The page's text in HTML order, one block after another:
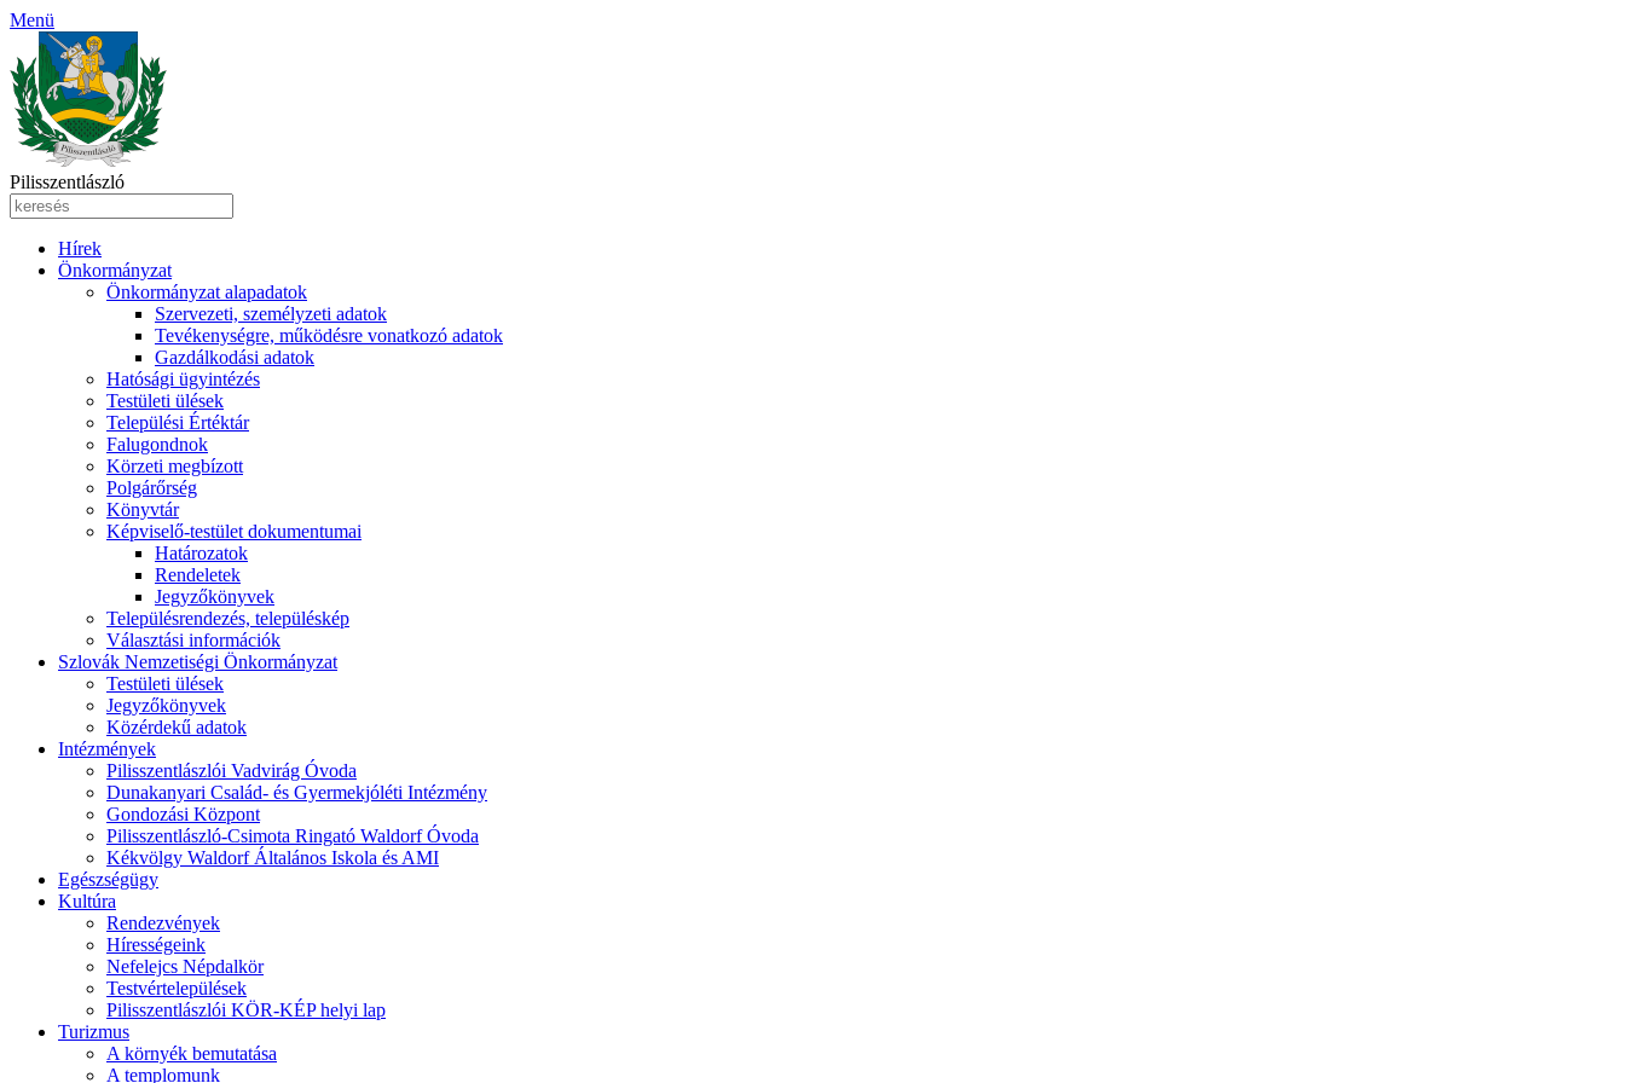
Menü
Pilisszentlászló
Hírek
Önkormányzat
Önkormányzat alapadatok
Szervezeti, személyzeti adatok
Tevékenységre, működésre vonatkozó adatok
Gazdálkodási adatok
Hatósági ügyintézés
Testületi ülések
Települési Értéktár
Falugondnok
Körzeti megbízott
Polgárőrség
Könyvtár
Képviselő-testület dokumentumai
Határozatok
Rendeletek
Jegyzőkönyvek
Településrendezés, településkép
Választási információk
Szlovák Nemzetiségi Önkormányzat
Testületi ülések
Jegyzőkönyvek
Közérdekű adatok
Intézmények
Pilisszentlászlói Vadvirág Óvoda
Dunakanyari Család- és Gyermekjóléti Intézmény
Gondozási Központ
Pilisszentlászló-Csimota Ringató Waldorf Óvoda
Kékvölgy Waldorf Általános Iskola és AMI
Egészségügy
Kultúra
Rendezvények
Hírességeink
Nefelejcs Népdalkör
Testvértelepülések
Pilisszentlászlói KÖR-KÉP helyi lap
Turizmus
A környék bemutatása
A templomunk